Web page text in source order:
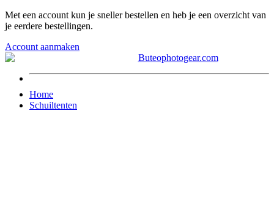
Met een account kun je sneller bestellen en heb je een overzicht van
je eerdere bestellingen.
Account aanmaken
Home
Schuiltenten